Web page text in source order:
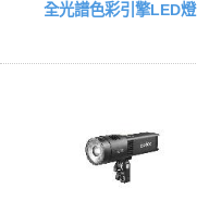
全光譜色彩引擎LED燈